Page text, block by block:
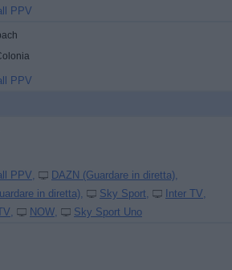
PPV
PPV
PPV
DAZN (Guardare in diretta)
in diretta)
Sky Sport
Inter TV
NOW Sky Sport Uno